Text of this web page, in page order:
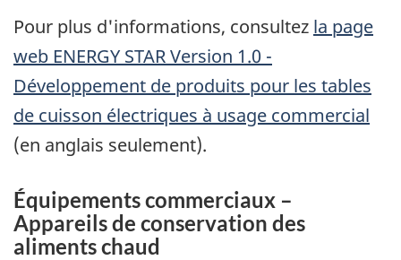
Pour plus d'informations, consultez la page
web ENERGY STAR Version 1.0 -
Développement de produits pour les tables
de cuisson électriques à usage commercial
(en anglais seulement).
Équipements commerciaux –
Appareils de conservation des
aliments chaud